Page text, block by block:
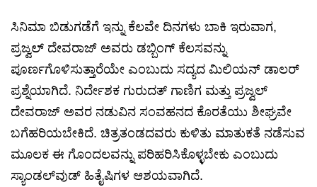
ಸಿನಿಮಾ ಬಿಡುಗಡೆಗೆ ಇನ್ನು ಕೆಲವೇ ದಿನಗಳು ಬಾಕಿ ಇರುವಾಗ,
ಪ್ರಜ್ವಲ್ ದೇವರಾಜ್ ಅವರು ಡಬ್ಬಿಂಗ್ ಕೆಲಸವನ್ನು
ಪೂರ್ಣಗೊಳಿಸುತ್ತಾರೆಯೇ ಎಂಬುದು ಸದ್ಯದ ಮಿಲಿಯನ್ ಡಾಲರ್
ಪ್ರಶ್ನೆಯಾಗಿದೆ. ನಿರ್ದೇಶಕ ಗುರುದತ್ ಗಾಣಿಗ ಮತ್ತು ಪ್ರಜ್ವಲ್
ದೇವರಾಜ್ ಅವರ ನಡುವಿನ ಸಂವಹನದ ಕೊರತೆಯು ಶೀಘ್ರವೇ
ಬಗೆಹರಿಯಬೇಕಿದೆ. ಚಿತ್ರತಂಡದವರು ಕುಳಿತು ಮಾತುಕತೆ ನಡೆಸುವ
ಮೂಲಕ ಈ ಗೊಂದಲವನ್ನು ಪರಿಹರಿಸಿಕೊಳ್ಳಬೇಕು ಎಂಬುದು
ಸ್ಯಾಂಡಲ್‌ವುಡ್ ಹಿತೈಷಿಗಳ ಆಶಯವಾಗಿದೆ.